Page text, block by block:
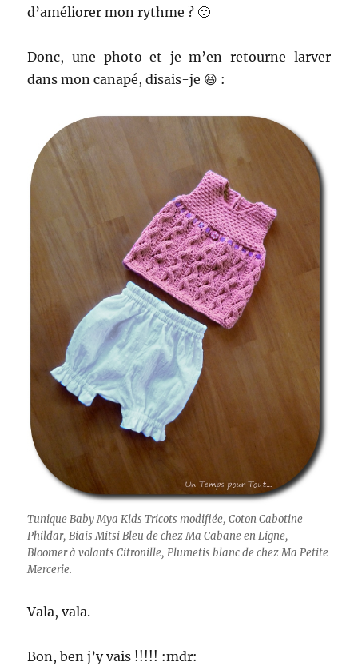
d’améliorer mon rythme ? 🙂
Donc, une photo et je m’en retourne larver
dans mon canapé, disais-je 😆 :
Tunique Baby Mya Kids Tricots modifiée, Coton Cabotine
Phildar, Biais Mitsi Bleu de chez Ma Cabane en Ligne,
Bloomer à volants Citronille, Plumetis blanc de chez Ma Petite
Mercerie.
Vala, vala.
Bon, ben j’y vais !!!!! :mdr: